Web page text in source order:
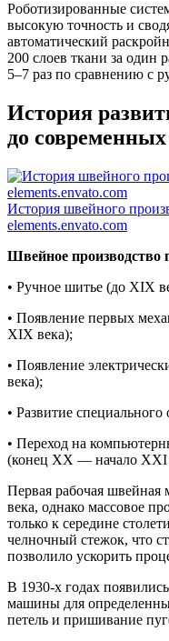
Роботизированные
высокую точность и
автоматический
200 слоев ткани за один
5–7 раз по сравнению с
История
до
История швейного
elements.envato.com
Швейное производство
• Ручное шитье (до XIX
• Появление первых
XIX века);
• Появление
века);
• Развитие
• Переход на
(конец XX — начало XXI
Первая рабочая швейная
века, однако массовое
только к середине
челночный стежок, что
позволило ускорить
В 1930-х годах
машины для
петель и пришивание